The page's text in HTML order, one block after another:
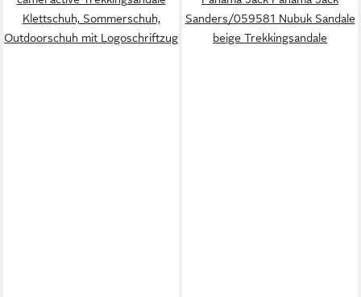
Klettschuh, Sommerschuh,
Outdoorschuh mit Logoschriftzug
Sanders/059581 Nubuk Sandale
beige Trekkingsandale